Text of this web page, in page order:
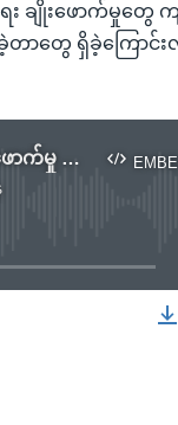
ျိုးဖောက်မှုတွေ က
တာတွေ ရှိခဲ့ကြောင်း
လူ့အခွင့်အရေးချိုးဖောက်မှု နှစ်ပတ်လည် အထိမ်းအမှတ် ဘင်္ဂလားရောက် ရိုဟင်ဂျာတွေကျင်းပ